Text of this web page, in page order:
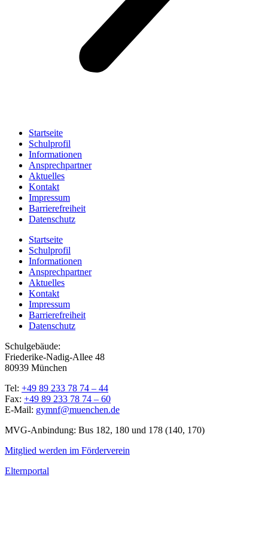
Startseite
Schulprofil
Informationen
Ansprechpartner
Aktuelles
Kontakt
Impressum
Barrierefreiheit
Datenschutz
Startseite
Schulprofil
Informationen
Ansprechpartner
Aktuelles
Kontakt
Impressum
Barrierefreiheit
Datenschutz
Schulgebäude:
Friederike-Nadig-Allee 48
80939 München
Tel: +49 89 233 78 74 – 44
Fax: +49 89 233 78 74 – 60
E-Mail: gymnf@muenchen.de
MVG-Anbindung: Bus 182, 180 und 178 (140, 170)
Mitglied werden im Förderverein
Elternportal